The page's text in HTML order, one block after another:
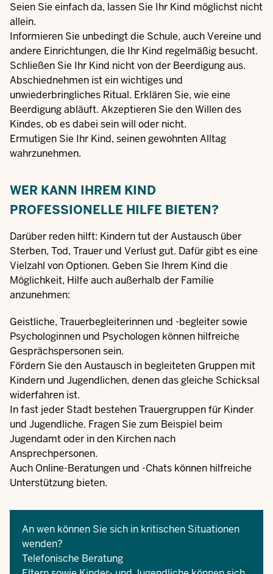
Seien Sie einfach da, lassen Sie Ihr Kind möglichst nicht
allein.
Informieren Sie unbedingt die Schule, auch Vereine und
andere Einrichtungen, die Ihr Kind regelmäßig besucht.
Schließen Sie Ihr Kind nicht von der Beerdigung aus.
Abschiednehmen ist ein wichtiges und
unwiederbringliches Ritual. Erklären Sie, wie eine
Beerdigung abläuft. Akzeptieren Sie den Willen des
Kindes, ob es dabei sein will oder nicht.
Ermutigen Sie Ihr Kind, seinen gewohnten Alltag
wahrzunehmen.
WER KANN IHREM KIND
PROFESSIONELLE HILFE BIETEN?
Darüber reden hilft: Kindern tut der Austausch über
Sterben, Tod, Trauer und Verlust gut. Dafür gibt es eine
Vielzahl von Optionen. Geben Sie Ihrem Kind die
Möglichkeit, Hilfe auch außerhalb der Familie
anzunehmen:
Geistliche, Trauerbegleiterinnen und -begleiter sowie
Psychologinnen und Psychologen können hilfreiche
Gesprächspersonen sein.
Fördern Sie den Austausch in begleiteten Gruppen mit
Kindern und Jugendlichen, denen das gleiche Schicksal
widerfahren ist.
In fast jeder Stadt bestehen Trauergruppen für Kinder
und Jugendliche. Fragen Sie zum Beispiel beim
Jugendamt oder in den Kirchen nach
Ansprechpersonen.
Auch Online-Beratungen und -Chats können hilfreiche
Unterstützung bieten.
An wen können Sie sich in kritischen Situationen
wenden?
Telefonische Beratung